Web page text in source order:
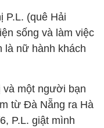
P.L. (quê Hải
sống và làm việc
là nữ hành khách
và một người bạn
từ Đà Nẵng ra Hà
P.L. giật mình